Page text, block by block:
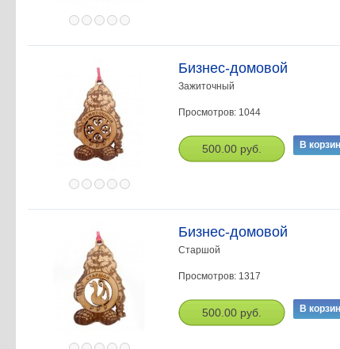
Бизнес-домовой
Зажиточный
Просмотров: 1044
500.00 руб.
Бизнес-домовой
Старшой
Просмотров: 1317
500.00 руб.